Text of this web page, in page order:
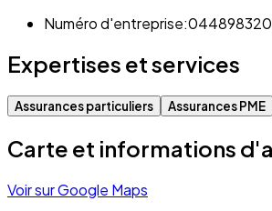
Numéro d'entreprise:
Expertises et services
Assurances particuliers Assurances PME
Carte et informations
Voir sur Google Maps